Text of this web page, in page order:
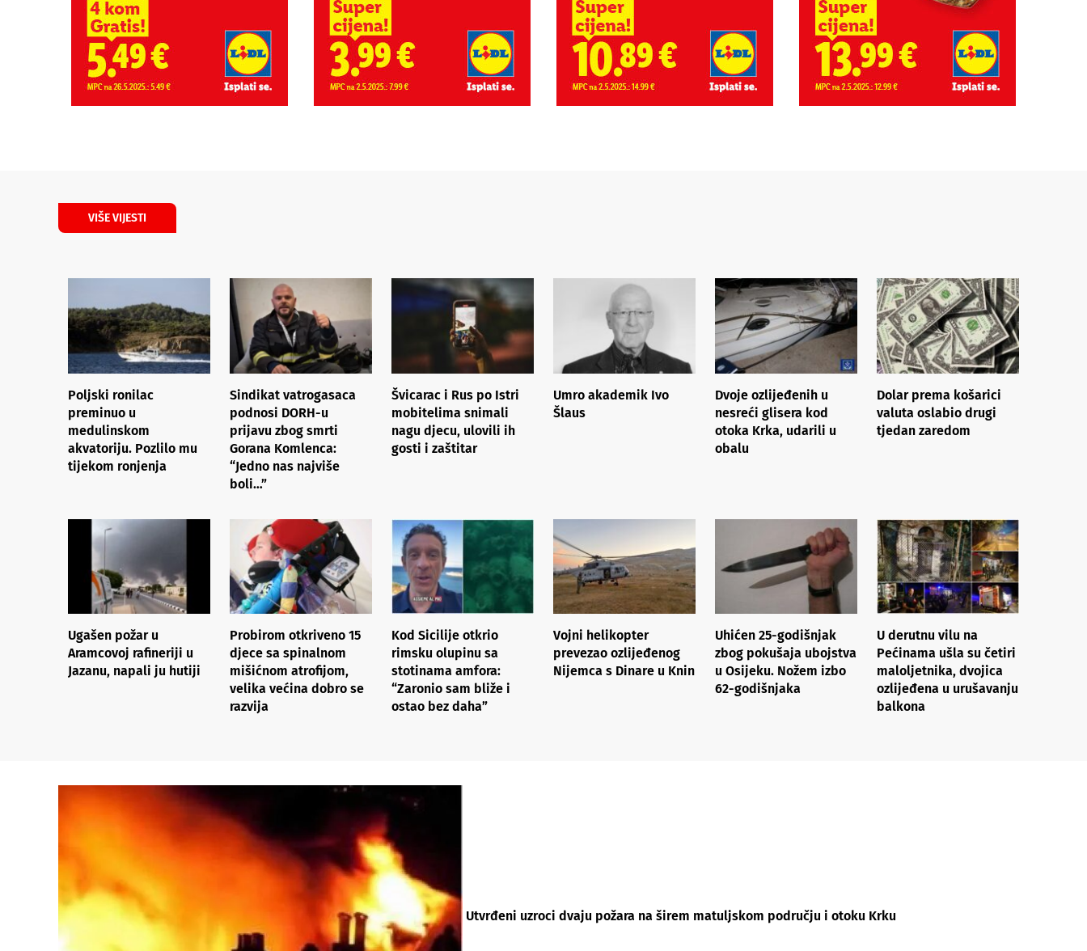
VIŠE VIJESTI
Poljski ronilac
preminuo u
medulinskom
akvatoriju. Pozlilo mu
tijekom ronjenja
Sindikat vatrogasaca
podnosi DORH-u
prijavu zbog smrti
Gorana Komlenca:
“Jedno nas najviše
boli…”
Švicarac i Rus po Istri
mobitelima snimali
nagu djecu, ulovili ih
gosti i zaštitar
Umro akademik Ivo
Šlaus
Dvoje ozlijeđenih u
nesreći glisera kod
otoka Krka, udarili u
obalu
Dolar prema košarici
valuta oslabio drugi
tjedan zaredom
Ugašen požar u
Aramcovoj rafineriji u
Jazanu, napali ju hutiji
Probirom otkriveno 15
djece sa spinalnom
mišićnom atrofijom,
velika većina dobro se
razvija
Kod Sicilije otkrio
rimsku olupinu sa
stotinama amfora:
“Zaronio sam bliže i
ostao bez daha”
Vojni helikopter
prevezao ozlijeđenog
Nijemca s Dinare u Knin
Uhićen 25-godišnjak
zbog pokušaja ubojstva
u Osijeku. Nožem izbo
62-godišnjaka
U derutnu vilu na
Pećinama ušla su četiri
maloljetnika, dvojica
ozlijeđena u urušavanju
balkona
Utvrđeni uzroci dvaju požara na širem matuljskom području i otoku Krku